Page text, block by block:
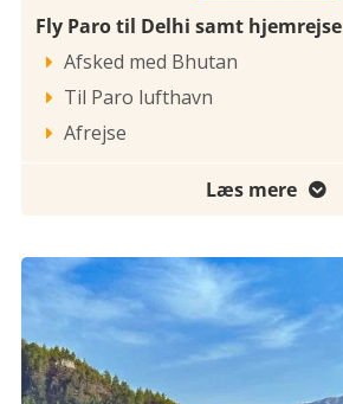
Fly Paro til Delhi samt hjemrejse
 Afsked med Bhutan
 Til Paro lufthavn
 Afrejse
Læs mere 